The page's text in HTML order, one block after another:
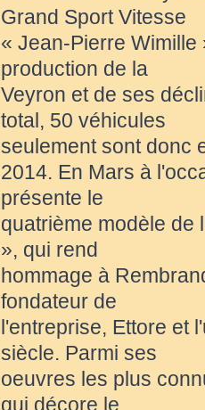
Grand Sport Vitesse
« Jean-Pierre
production de la
Veyron et de ses
total, 50 véhicules
seulement sont donc
2014. En Mars à
présente le
quatrième modèle de
», qui rend
hommage à
fondateur de
l'entreprise, Ettore et
siècle. Parmi ses
oeuvres les plus
qui décore le